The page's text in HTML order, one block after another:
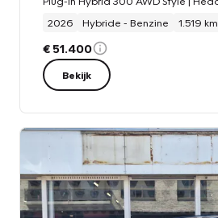
2026
Hybride - Benzine 1.519 km
€ 51.400
Bekijk